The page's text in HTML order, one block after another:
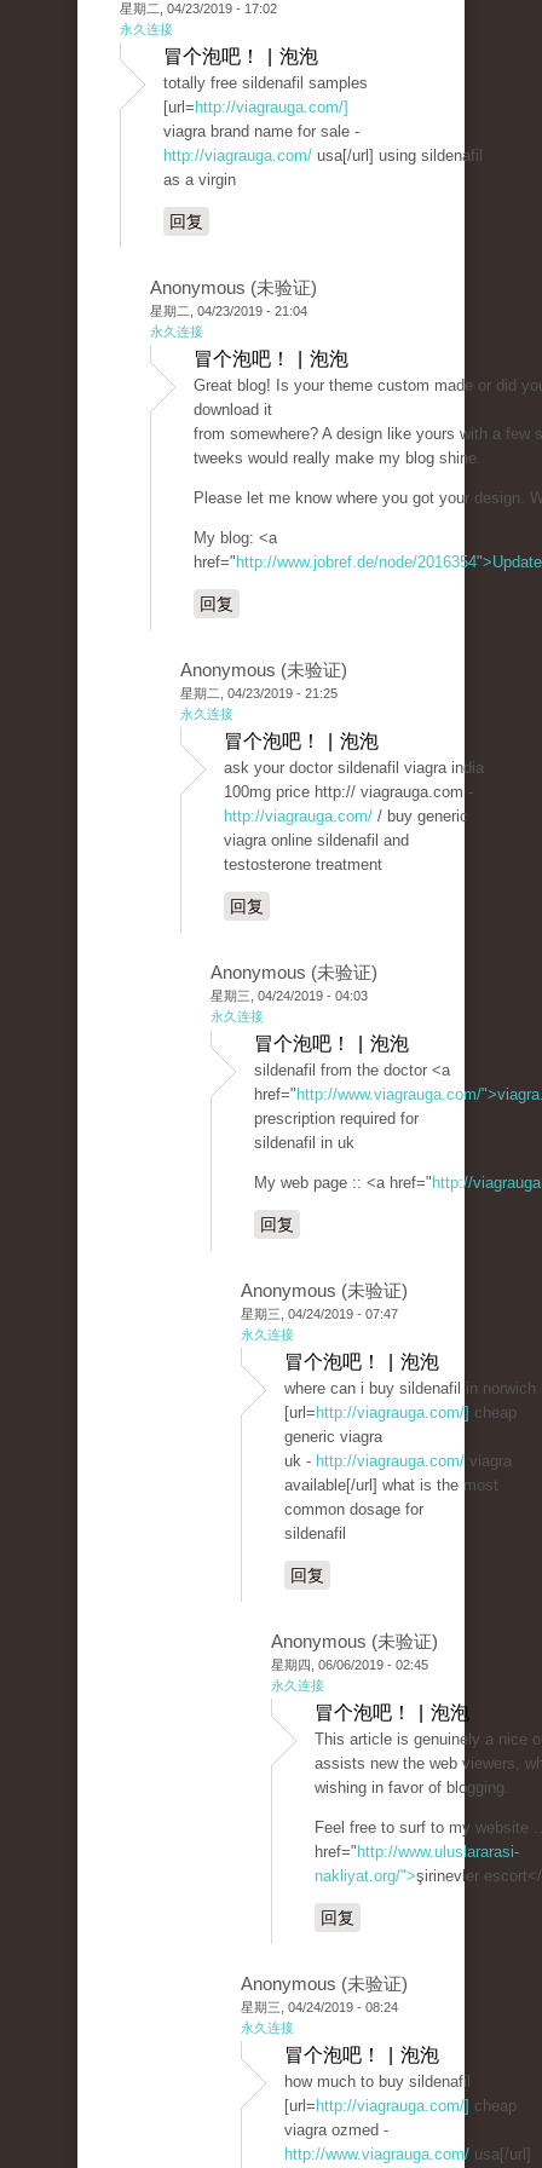
星期二, 04/23/2019 - 17:02
永久连接
冒个泡吧！ | 泡泡
totally free sildenafil samples
[url= http://viagrauga.com/]
viagra brand name for sale -
http://viagrauga.com/ usa[/url] using sildenafil
as a virgin
回复
Anonymous (未验证)
星期二, 04/23/2019 - 21:04
永久连接
冒个泡吧！ | 泡泡
Great blog! Is your theme custom made or did
download it
from somewhere? A design like yours with a few
tweeks would really make my blog shine.
Please let me know where you got your design.
My blog: <a
href=" http://www.jobref.de/node/2016354">Update
回复
Anonymous (未验证)
星期二, 04/23/2019 - 21:25
永久连接
冒个泡吧！ | 泡泡
ask your doctor sildenafil viagra india
100mg price http:// viagrauga.com -
http://viagrauga.com/ / buy generic
viagra online sildenafil and
testosterone treatment
回复
Anonymous (未验证)
星期三, 04/24/2019 - 04:03
永久连接
冒个泡吧！ | 泡泡
sildenafil from the doctor <a
href=" http://www.viagrauga.com/
prescription required for
sildenafil in uk
My web page :: <a href=" http://
回复
Anonymous (未验证)
星期三, 04/24/2019 - 07:47
永久连接
冒个泡吧！ | 泡泡
where can i buy sildenafil in norwich
[url= http://viagrauga.com/] cheap
generic viagra
uk - http://viagrauga.com/ viagra
available[/url] what is the most
common dosage for
sildenafil
回复
Anonymous (未验证)
星期四, 06/06/2019 - 02:45
永久连接
冒个泡吧！ | 泡泡
This article is genuinely a nice
assists new the web viewers,
wishing in favor of blogging.
Feel free to surf to my website
href=" http://www.uluslararasi-
nakliyat.org/">şirinevler
回复
Anonymous (未验证)
星期三, 04/24/2019 - 08:24
永久连接
冒个泡吧！ | 泡泡
how much to buy sildenafil
[url= http://viagrauga.com/] cheap
viagra ozmed -
http://www.viagrauga.com/ usa[/url]